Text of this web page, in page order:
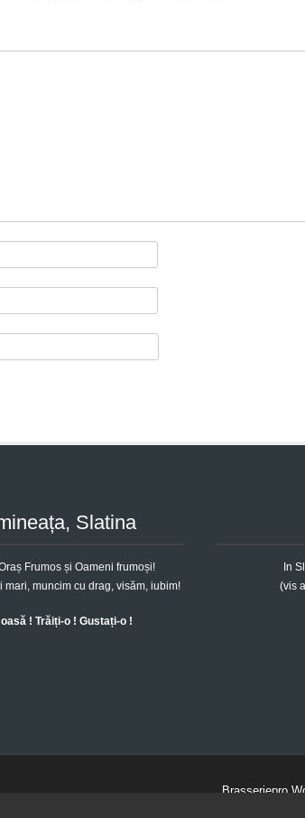
Slatina
Frumos și Oameni frumoși!
mari, muncim cu drag, visăm, iubim!
! Trăiți-o ! Gustați-o !
In
(vis
Brasseriepro